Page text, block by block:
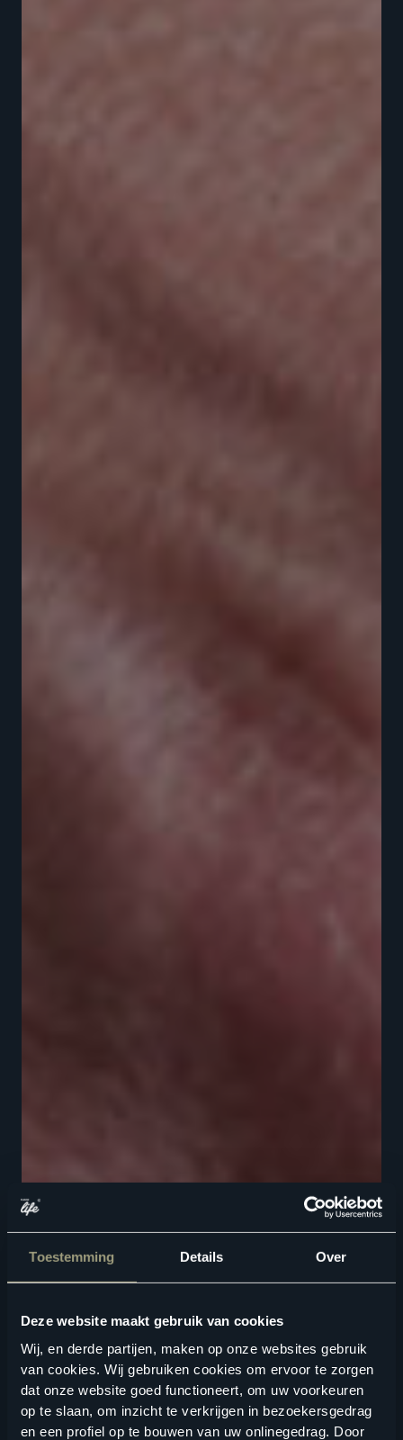
Toestemming Details Over
Deze website maakt gebruik van cookies
Wij, en derde partijen, maken op onze websites gebruik
van cookies. Wij gebruiken cookies om ervoor te zorgen
dat onze website goed functioneert, om uw voorkeuren
op te slaan, om inzicht te verkrijgen in bezoekersgedrag
en een profiel op te bouwen van uw onlinegedrag. Door